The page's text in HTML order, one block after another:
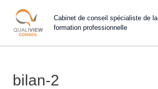
Cabinet de conseil spécialiste de la
formation professionnelle
bilan-2